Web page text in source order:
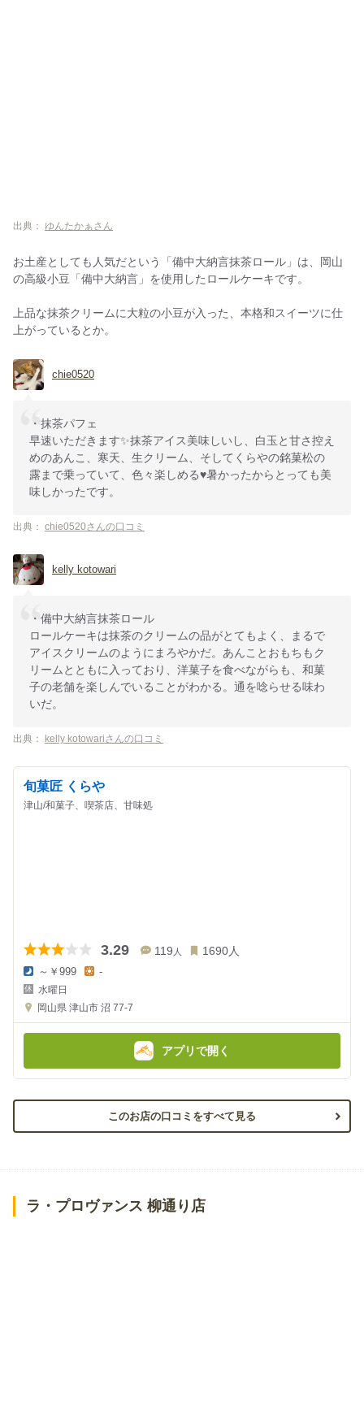
出典： ゆんたかぁさん
お土産としても人気だという「備中大納言抹茶ロール」は、岡山
の高級小豆「備中大納言」を使用したロールケーキです。
上品な抹茶クリームに大粒の小豆が入った、本格和スイーツに仕
上がっているとか。
chie0520
・抹茶パフェ
早速いただきます✨抹茶アイス美味しいし、白玉と甘さ控え
めのあんこ、寒天、生クリーム、そしてくらやの銘菓松の
露まで乗っていて、色々楽しめる♥️暑かったからとっても美
味しかったです。
出典： chie0520さんの口コミ
kelly kotowari
・備中大納言抹茶ロール
ロールケーキは抹茶のクリームの品がとてもよく、まるで
アイスクリームのようにまろやかだ。あんことおもちもク
リームとともに入っており、洋菓子を食べながらも、和菓
子の老舗を楽しんでいることがわかる。通を唸らせる味わ
いだ。
出典： kelly kotowariさんの口コミ
旬菓匠 くらや
津山/和菓子、喫茶店、甘味処
3.29 119 人 1690人
夜
の
金
～￥999
金
額
-
水曜日
岡山県 津山市 沼 77-7
アプリで開く
このお店の口コミをすべて見る
ラ・プロヴァンス 柳通り店